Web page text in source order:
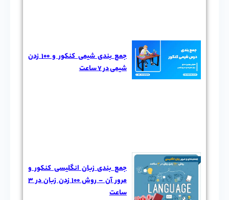
جمع بندی شیمی کنکور و 100 زدن
شیمی در 7 ساعت
جمع بندی زبان انگلیسی کنکور و
مرور آن – روش 100 زدن زبان در 3
ساعت